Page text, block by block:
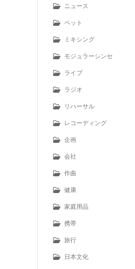
ニュース
ペット
ミキシング
モジュラーシンセ
ライブ
ラジオ
リハーサル
レコーディング
企画
会社
作曲
健康
家庭用品
携帯
旅行
日本文化